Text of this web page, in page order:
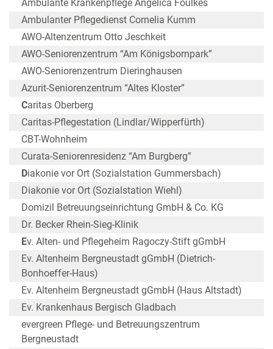
Ambulante Krankenpflege Angelica Foulkes
Ambulanter Pflegedienst Cornelia Kumm
AWO-Altenzentrum Otto Jeschkeit
AWO-Seniorenzentrum “Am Königsbornpark”
AWO-Seniorenzentrum Dieringhausen
Azurit-Seniorenzentrum “Altes Kloster”
Caritas Oberberg
Caritas-Pflegestation (Lindlar/Wipperfürth)
CBT-Wohnheim
Curata-Seniorenresidenz “Am Burgberg”
Diakonie vor Ort (Sozialstation Gummersbach)
Diakonie vor Ort (Sozialstation Wiehl)
Domizil Betreuungseinrichtung GmbH & Co. KG
Dr. Becker Rhein-Sieg-Klinik
Ev. Alten- und Pflegeheim Ragoczy-Stift gGmbH
Ev. Altenheim Bergneustadt gGmbH (Dietrich-
Bonhoeffer-Haus)
Ev. Altenheim Bergneustadt gGmbH (Haus Altstadt)
Ev. Krankenhaus Bergisch Gladbach
evergreen Pflege- und Betreuungszentrum
Bergneustadt